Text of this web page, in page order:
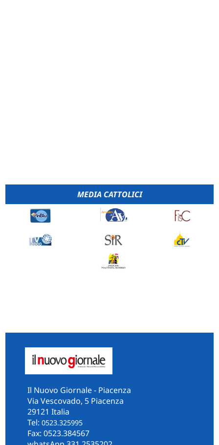
MEDIA CATTOLICI
Il Nuovo Giornale - Piacenza
Via Vescovado, 5 Piacenza
29121 Italia
Tel: 0523.325995
Fax: 0523.384567